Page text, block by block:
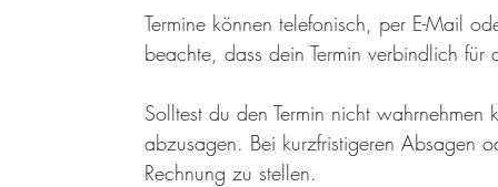
Termine können telefonisch, per E-Mail
beachte, dass dein Termin verbindlich für
Solltest du den Termin nicht
abzusagen. Bei kurzfristigeren Absagen
Rechnung zu stellen.